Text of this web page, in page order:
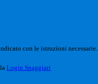
con le istruzioni necessarie.
Login Spaggiari